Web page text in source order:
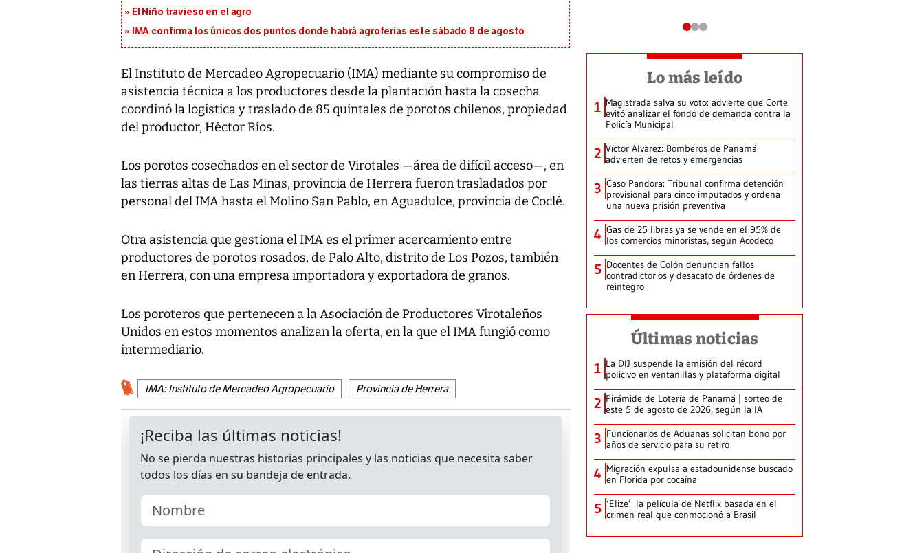
El Niño travieso en el agro
IMA confirma los únicos dos puntos donde habrá agroferias este sábado 8 de agosto
El Instituto de Mercadeo Agropecuario (IMA) mediante su compromiso de
asistencia técnica a los productores desde la plantación hasta la cosecha
coordinó la logística y traslado de 85 quintales de porotos chilenos, propiedad
del productor, Héctor Ríos.
Los porotos cosechados en el sector de Virotales —área de difícil acceso—, en
las tierras altas de Las Minas, provincia de Herrera fueron trasladados por
personal del IMA hasta el Molino San Pablo, en Aguadulce, provincia de Coclé.
Otra asistencia que gestiona el IMA es el primer acercamiento entre
productores de porotos rosados, de Palo Alto, distrito de Los Pozos, también
en Herrera, con una empresa importadora y exportadora de granos.
Los poroteros que pertenecen a la Asociación de Productores Virotaleños
Unidos en estos momentos analizan la oferta, en la que el IMA fungió como
intermediario.
IMA: Instituto de Mercadeo Agropecuario Provincia de Herrera
Lo más leído
1 Magistrada salva su voto: advierte que Corte
evitó analizar el fondo de demanda contra la
Policía Municipal
2 Víctor Álvarez: Bomberos de Panamá
advierten de retos y emergencias
3 Caso Pandora: Tribunal confirma detención
provisional para cinco imputados y ordena
una nueva prisión preventiva
4 Gas de 25 libras ya se vende en el 95% de
los comercios minoristas, según Acodeco
5 Docentes de Colón denuncian fallos
contradictorios y desacato de órdenes de
reintegro
Últimas noticias
1 La DIJ suspende la emisión del récord
policivo en ventanillas y plataforma digital
2 Pirámide de Lotería de Panamá | sorteo de
este 5 de agosto de 2026, según la IA
3 Funcionarios de Aduanas solicitan bono por
años de servicio para su retiro
4 Migración expulsa a estadounidense buscado
en Florida por cocaína
5 ‘Elize’: la película de Netflix basada en el
crimen real que conmocionó a Brasil